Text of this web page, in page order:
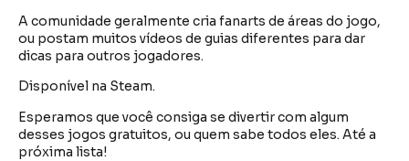
A comunidade geralmente cria fanarts de áreas do jogo,
ou postam muitos vídeos de guias diferentes para dar
dicas para outros jogadores.
Disponível na Steam.
Esperamos que você consiga se divertir com algum
desses jogos gratuitos, ou quem sabe todos eles. Até a
próxima lista!